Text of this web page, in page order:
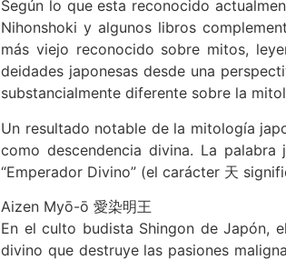
Según lo que esta reconocido
Nihonshoki y algunos libros
más viejo reconocido sobre mitos,
deidades japonesas desde una
substancialmente diferente sobre la
Un resultado notable de la mitología
como descendencia divina. La
“Emperador Divino” (el carácter 天
Aizen Myō-ō 愛染明王
En el culto budista Shingon de Japón,
divino que destruye las pasiones